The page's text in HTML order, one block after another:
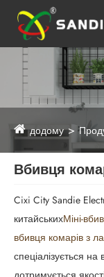
додому
Вбивця
Cixi City Sandie
китайськихМіні-
вбивця комарів з
спеціалізується